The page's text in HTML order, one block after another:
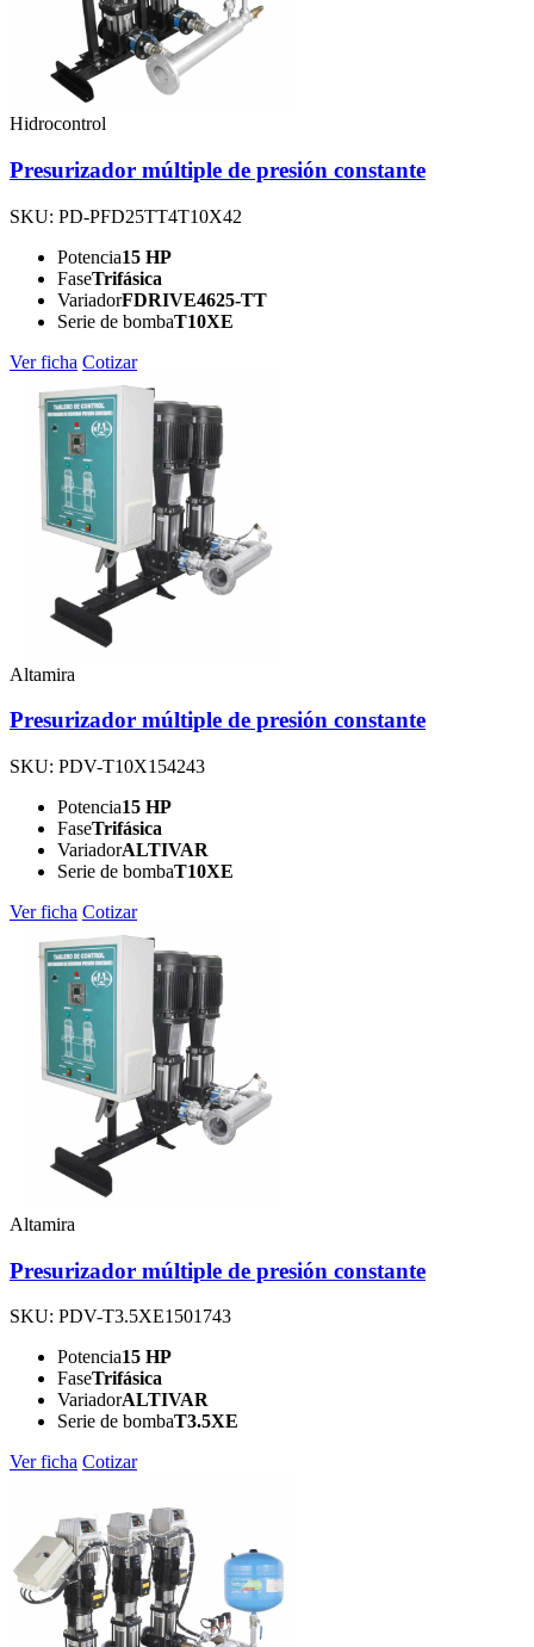
Hidrocontrol
Presurizador múltiple de presión constante
SKU: PD-PFD25TT4T10X42
Potencia15 HP
FaseTrifásica
VariadorFDRIVE4625-TT
Serie de bombaT10XE
Ver ficha Cotizar
Altamira
Presurizador múltiple de presión constante
SKU: PDV-T10X154243
Potencia15 HP
FaseTrifásica
VariadorALTIVAR
Serie de bombaT10XE
Ver ficha Cotizar
Altamira
Presurizador múltiple de presión constante
SKU: PDV-T3.5XE1501743
Potencia15 HP
FaseTrifásica
VariadorALTIVAR
Serie de bombaT3.5XE
Ver ficha Cotizar